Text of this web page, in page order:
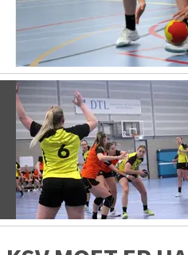
Vorige